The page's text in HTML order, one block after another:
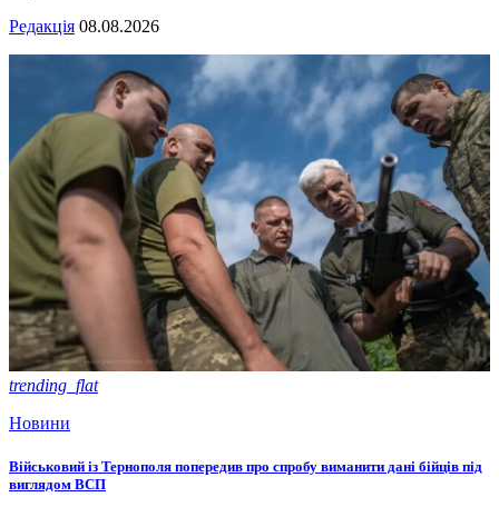
Редакція 08.08.2026
trending_flat
Новини
Військовий із Тернополя попередив про спробу виманити дані бійців під
виглядом ВСП